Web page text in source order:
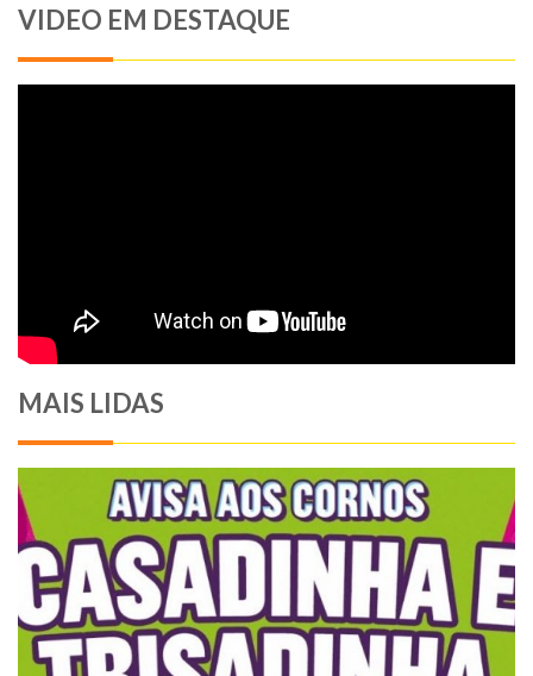
VIDEO EM DESTAQUE
MAIS LIDAS